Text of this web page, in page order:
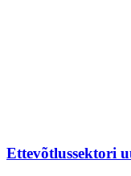
Ettevõtlussektori